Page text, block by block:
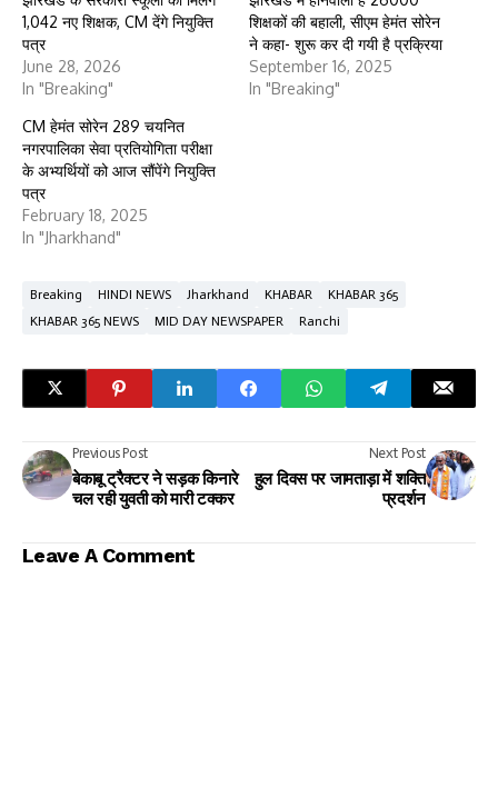
1,042 नए शिक्षक, CM देंगे नियुक्ति
पत्र
June 28, 2026
In "Breaking"
शिक्षकों की बहाली, सीएम हेमंत सोरेन
ने कहा- शुरू कर दी गयी है प्रक्रिया
September 16, 2025
In "Breaking"
CM हेमंत सोरेन 289 चयनित
नगरपालिका सेवा प्रतियोगिता परीक्षा
के अभ्यर्थियों को आज सौंपेंगे नियुक्ति
पत्र
February 18, 2025
In "Jharkhand"
Breaking HINDI NEWS Jharkhand KHABAR
KHABAR 365
KHABAR 365 NEWS
MID DAY NEWSPAPER Ranchi
Previous Post
बेकाबू ट्रैक्टर ने सड़क किनारे
चल रही युवती को मारी टक्कर
Next Post
हुल दिवस पर जामताड़ा में शक्ति
प्रदर्शन
Leave A Comment